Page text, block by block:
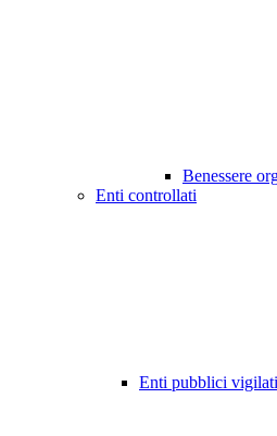
Benessere
Enti controllati
Enti pubblici vigilati